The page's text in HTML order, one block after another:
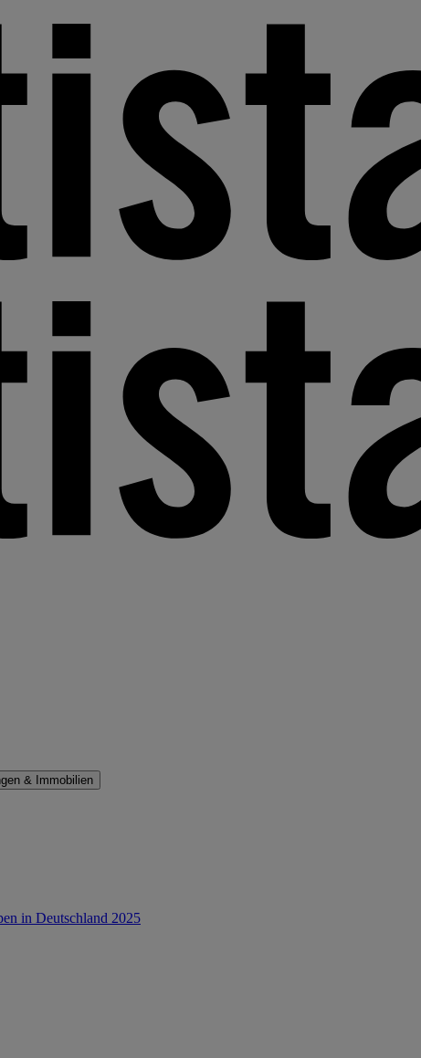
& Immobilien
in Deutschland 2025